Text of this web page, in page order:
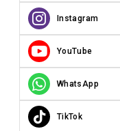
Instagram
YouTube
WhatsApp
TikTok